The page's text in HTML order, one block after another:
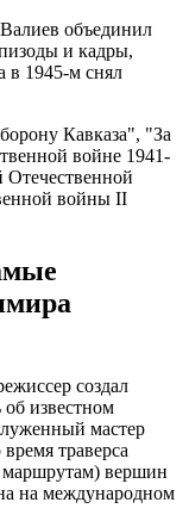
объединил
и кадры,
в 1945-м снял
Кавказа", "За
войне 1941-
Отечественной
войны II
создал
известном
мастер
траверса
вершин
на международном